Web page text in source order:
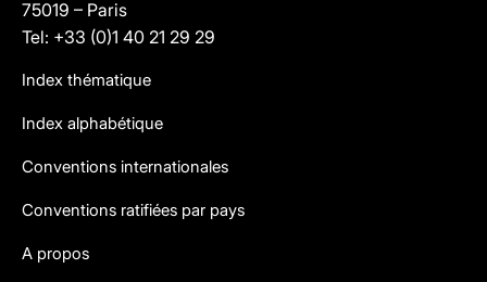
75019 – Paris
Tel: +33 (0)1 40 21 29 29
Index thématique
Index alphabétique
Conventions internationales
Conventions ratifiées par pays
A propos